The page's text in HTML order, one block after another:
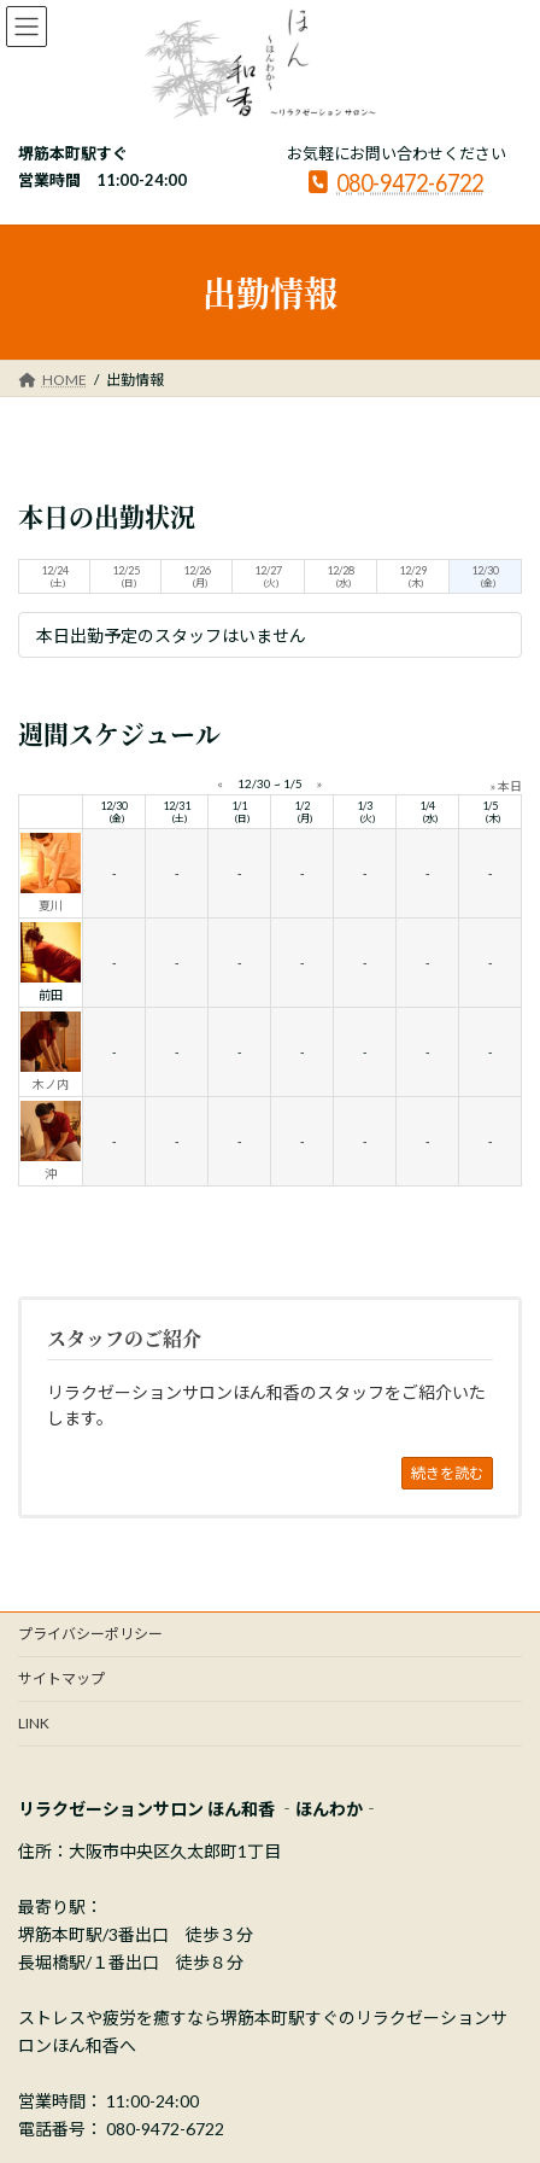
コ
ン
プ
ナ
ビ
動
堺筋本町駅すぐ
営業時間 11:00-24:00
お気軽にお問い合わせください
080-9472-6722
出勤情報
HOME 出勤情報
本日の出勤状況
12/24
(土)
12/25
(日)
12/26
(月)
12/27
(火)
12/28
(水)
12/29
(木)
12/30
(金)
本日出勤予定のスタッフはいません
週間スケジュール
« 12/30 ~ 1/5 » » 本日
12/30
(金)
12/31
(土)
1/1
(日)
1/2
(月)
1/3
(火)
1/4
(水)
1/5
(木)
夏川
- - - - - - -
前田
- - - - - - -
木ノ内
- - - - - - -
沖
- - - - - - -
スタッフのご紹介
リラクゼーションサロンほん和香のスタッフをご紹介いた
します。
続きを読む
プライバシーポリシー
サイトマップ
LINK
リラクゼーションサロン ほん和香 ‐ほんわか‐
住所：大阪市中央区久太郎町1丁目
最寄り駅：
堺筋本町駅/3番出口 徒歩３分
長堀橋駅/１番出口 徒歩８分
ストレスや疲労を癒すなら堺筋本町駅すぐのリラクゼーションサ
ロンほん和香へ
営業時間： 11:00-24:00
電話番号： 080-9472-6722